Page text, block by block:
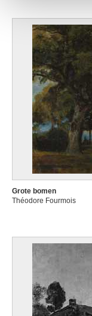
Grote bomen
Théodore Fourmois